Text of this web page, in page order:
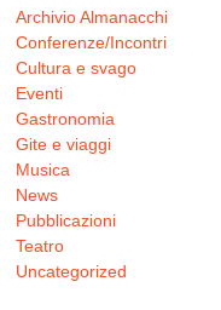
Archivio Almanacchi
Conferenze/Incontri
Cultura e svago
Eventi
Gastronomia
Gite e viaggi
Musica
News
Pubblicazioni
Teatro
Uncategorized